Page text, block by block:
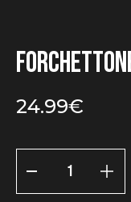
24.99€
Forchettone
doppio
con
manico